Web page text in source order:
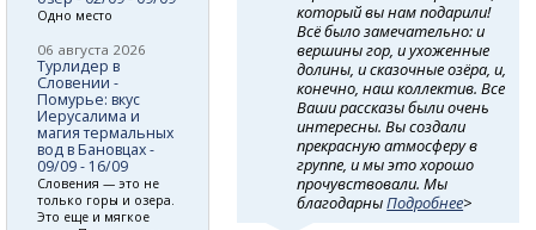
который вы нам подарили!
Всё было замечательно: и
вершины гор, и ухоженные
долины, и сказочные озёра, и,
конечно, наш коллектив. Все
Ваши рассказы были очень
интересны. Вы создали
прекрасную атмосферу в
группе, и мы это хорошо
прочувствовали. Мы
благодарныПодробнее>
Одно место
06 августа 2026
Турлидер в
Словении -
Помурье: вкус
Иерусалима и
магия термальных
вод в Бановцах -
09/09 - 16/09
Словения — это не
только горы и озера.
Это еще и мягкое